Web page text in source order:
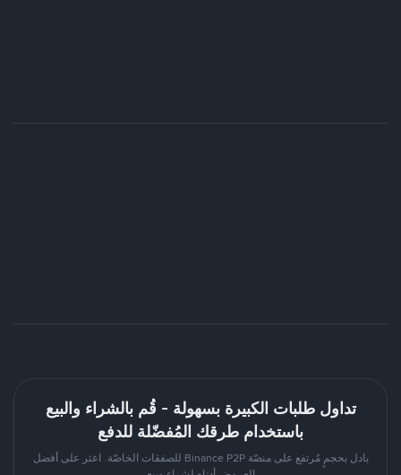
تداول طلبات الكبيرة بسهولة - قُم بالشراء والبيع
باستخدام طرقك المُفضّلة للدفع
بادل بحجمٍ مُرتفع على منصّة Binance P2P للصفقات الخاصّة. اعثر على أفضل